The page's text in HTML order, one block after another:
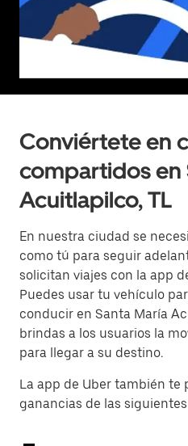
Conviértete en
compartidos en
Acuitlapilco, TL
En nuestra ciudad se
como tú para seguir
solicitan viajes con la app
Puedes usar tu vehículo
conducir en Santa María
brindas a los usuarios la
para llegar a su destino.
La app de Uber también te
ganancias de las